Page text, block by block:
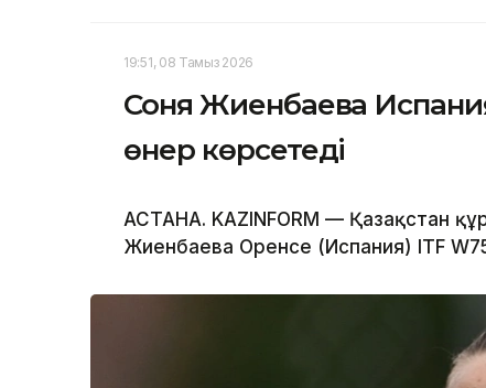
19:51, 08 Тамыз 2026
Соня Жиенбаева
өнер көрсетеді
АСТАНА. KAZINFORM — Қазақстан
Жиенбаева Оренсе (Испания) ITF